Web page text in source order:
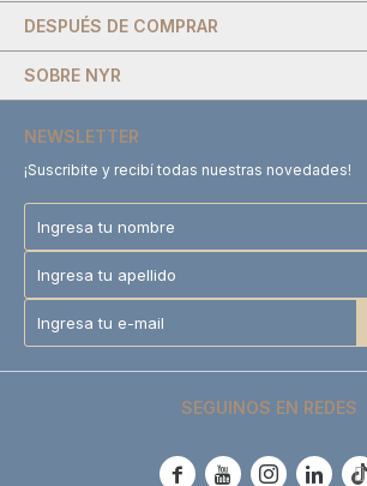
DESPUÉS DE COMPRAR
SOBRE NYR
NEWSLETTER
¡Suscribite y recibí todas nuestras novedades!
SEGUINOS EN REDES
    